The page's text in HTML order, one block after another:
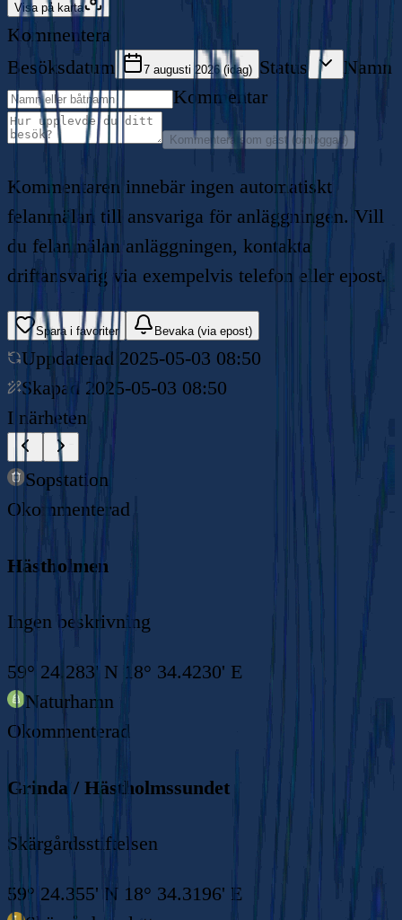
Visa på karta
Kommentera
Besöksdatum
7 augusti 2026 (idag) Status
Namn
Kommentar
Kommentera som gäst (oinloggad)
Kommentaren innebär ingen automatiskt
felanmälan till ansvariga för anläggningen. Vill
du felanmälan anläggningen, kontakta
driftansvarig via exempelvis telefon eller epost.
Spara i favoriter Bevaka (via epost)
Uppdaterad 2025-05-03 08:50
Skapad 2025-05-03 08:50
I närheten
Sopstation
Okommenterad
Hästholmen
Ingen beskrivning
59° 24.283' N 18° 34.4230' E
Naturhamn
Okommenterad
Grinda / Hästholmssundet
Skärgårdsstiftelsen
59° 24.355' N 18° 34.3196' E